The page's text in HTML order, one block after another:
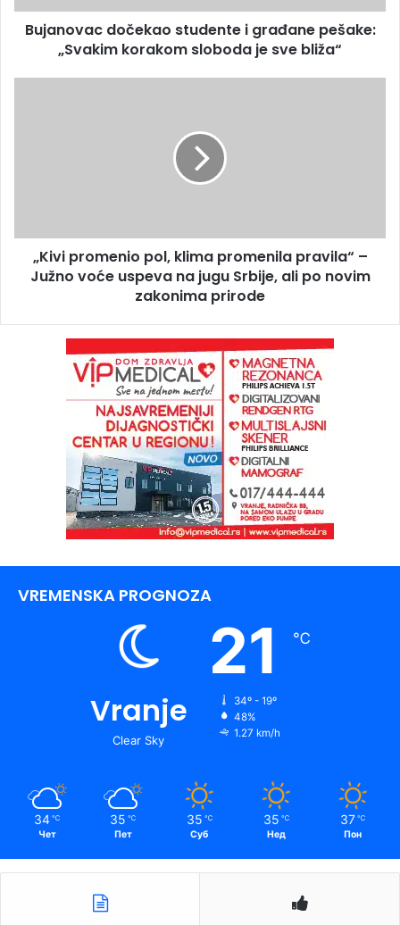
Bujanovac dočekao studente i građane pešake:
„Svakim korakom sloboda je sve bliža“
„Kivi promenio pol, klima promenila pravila“ –
Južno voće uspeva na jugu Srbije, ali po novim
zakonima prirode
VREMENSKA PROGNOZA
Vranje
Clear Sky
21 ℃
34º - 19º
48%
1.27 km/h
34 ℃
Чет
35 ℃
Пет
35 ℃
Суб
35 ℃
Нед
37 ℃
Пон